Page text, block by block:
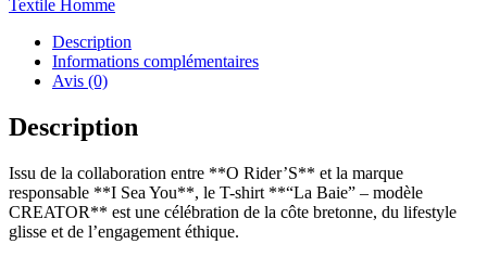
“La
Baie”
Blue
–
X
Sea
You
–
Modèle
Textile Homme
Description
Informations complémentaires
Avis (0)
Description
Issu de la collaboration entre **O Rider’S** et la marque
responsable **I Sea You**, le T-shirt **“La Baie” – modèle
CREATOR** est une célébration de la côte bretonne, du lifestyle
glisse et de l’engagement éthique.